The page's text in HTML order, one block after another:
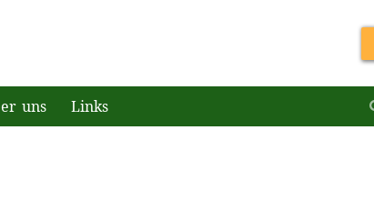
uns Links